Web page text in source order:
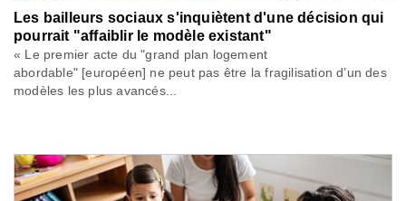
Les bailleurs sociaux s'inquiètent d'une décision qui
pourrait "affaiblir le modèle existant"
« Le premier acte du "grand plan logement
abordable" [européen] ne peut pas être la fragilisation d’un des
modèles les plus avancés...